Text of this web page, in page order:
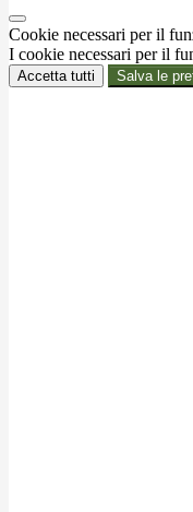
Cookie necessari per il
I cookie necessari per il
Accetta tutti Salva le